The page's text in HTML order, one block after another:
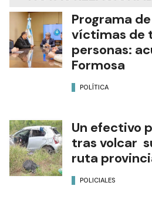
Programa
víctimas de
personas:
Formosa
POLÍTICA
Un efectivo
tras volcar
ruta
POLICIALES